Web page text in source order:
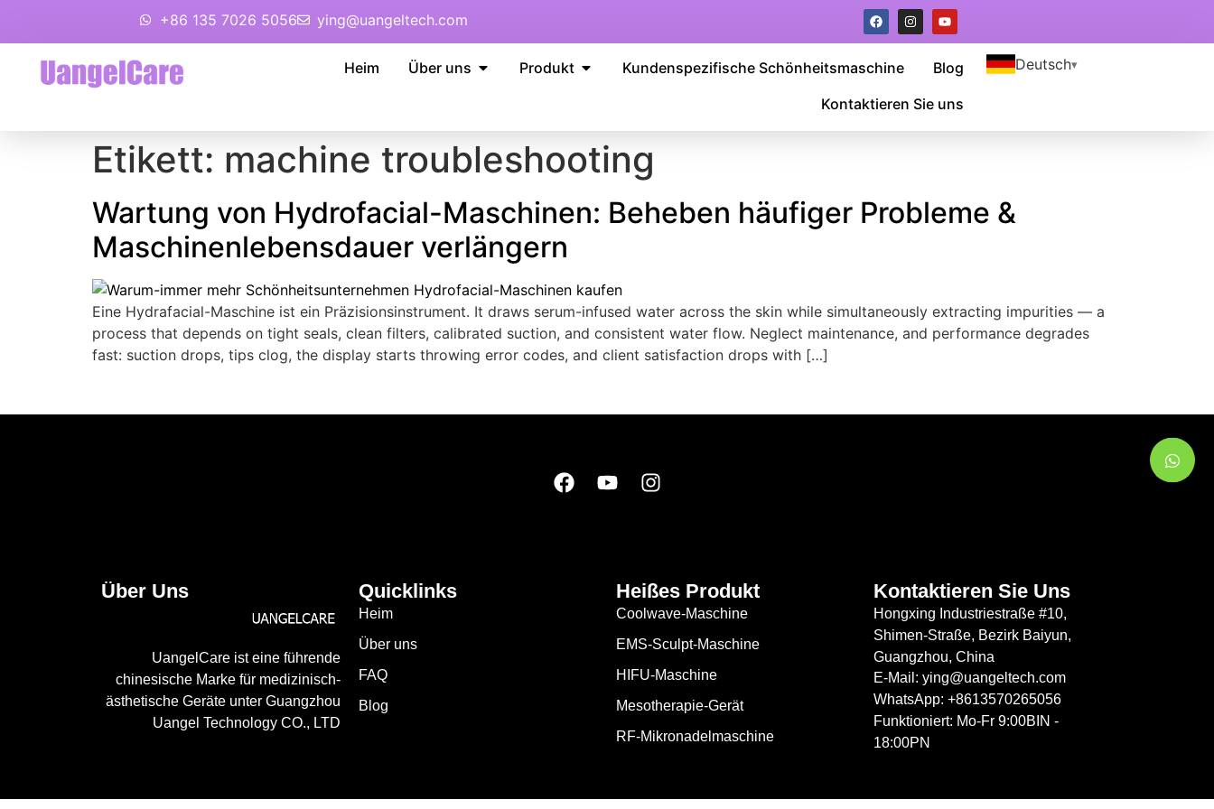
+86 135 7026 5056 ying@uangeltech.com
Heim Über uns Produkt Kundenspezifische Schönheitsmaschine
Blog
Kontaktieren Sie uns
Deutsch
Etikett: machine troubleshooting
Wartung von Hydrofacial-Maschinen: Beheben häufiger Probleme &
Maschinenlebensdauer verlängern
Eine Hydrafacial-Maschine ist ein Präzisionsinstrument. It draws serum-infused water across the skin while simultaneously extracting impurities — a
process that depends on tight seals, clean filters, calibrated suction, and consistent water flow. Neglect maintenance, and performance degrades
fast: suction drops, tips clog, the display starts throwing error codes, and client satisfaction drops with […]
Über Uns
UangelCare ist eine führende
chinesische Marke für medizinisch-
ästhetische Geräte unter Guangzhou
Uangel Technology CO., LTD
Quicklinks
Heim
Über uns
FAQ
Blog
Heißes Produkt
Coolwave-Maschine
EMS-Sculpt-Maschine
HIFU-Maschine
Mesotherapie-Gerät
RF-Mikronadelmaschine
Kontaktieren Sie Uns
Hongxing Industriestraße #10,
Shimen-Straße, Bezirk Baiyun,
Guangzhou, China
E-Mail: ying@uangeltech.com
WhatsApp: +8613570265056
Funktioniert: Mo-Fr 9:00BIN -
18:00PN